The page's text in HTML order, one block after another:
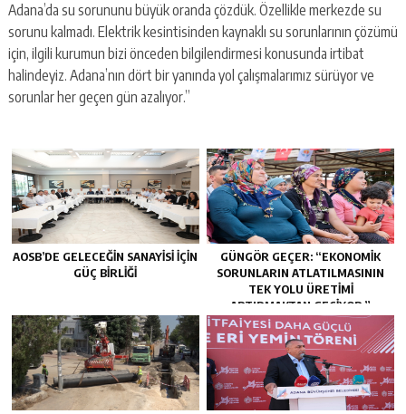
Adana’da su sorununu büyük oranda çözdük. Özellikle merkezde su
sorunu kalmadı. Elektrik kesintisinden kaynaklı su sorunlarının çözümü
için, ilgili kurumun bizi önceden bilgilendirmesi konusunda irtibat
halindeyiz. Adana’nın dört bir yanında yol çalışmalarımız sürüyor ve
sorunlar her geçen gün azalıyor.”
AOSB’DE GELECEĞIN SANAYISI İÇIN
GÜÇ BIRLIĞI
GÜNGÖR GEÇER: “EKONOMIK
SORUNLARIN ATLATILMASININ
TEK YOLU ÜRETIMI
ARTIRMAKTAN GEÇIYOR.”